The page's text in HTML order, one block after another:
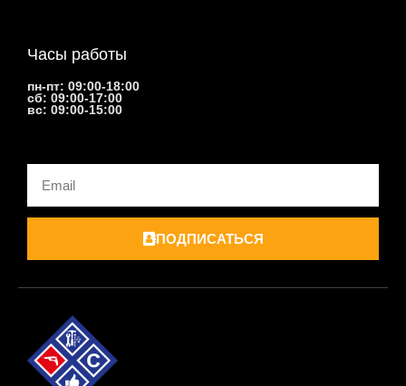
Часы работы
пн-пт: 09:00-18:00
сб: 09:00-17:00
вс: 09:00-15:00
ПОДПИСАТЬСЯ